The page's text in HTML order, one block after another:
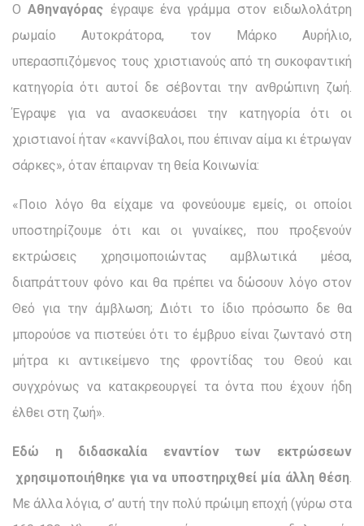
ΟΑθηναγόρας έγραψε ένα γράμμα στον ειδωλολάτρη
ρω­μαίο Αυτοκράτορα, τον Μάρκο Αυρήλιο,
υπερασπιζόμενος τους χριστιανούς από τη συκοφαντική
κατηγορία ότι αυτοί δε σέβον­ται την ανθρώπινη ζωή.
Έγραψε για να ανασκευάσει την κατη­γορία ότι οι
χριστιανοί ήταν «καννίβαλοι, που έπιναν αίμα κι έ­τρωγαν
σάρκες», όταν έπαιρναν τη θεία Κοινωνία:
«Ποιο λόγο θα είχαμε να φονεύουμε εμείς, οι οποίοι
υποστη­ρίζουμε ότι και οι γυναίκες, που προξενούν
εκτρώσεις χρησιμο­ποιώντας αμβλωτικά μέσα,
διαπράττουν φόνο και θα πρέπει να δώσουν λόγο στον
Θεό για την άμβλωση; Διότι το ίδιο πρόσωπο δε θα
μπορούσε να πιστεύει ότι το έμβρυο είναι ζωντανό στη
μή­τρα κι αντικείμενο της φροντίδας του Θεού και
συγχρόνως να κατακρεουργεί τα όντα που έχουν ήδη
έλθει στη ζωή».
Εδώ η διδασκαλία εναντίον των εκτρώσεων
χρησιμοποιή­θηκε για να υποστηριχθεί μία άλλη θέση
Με άλλα λόγια, σ’ αυτή την πολύ πρώιμη εποχή (γύρω στα